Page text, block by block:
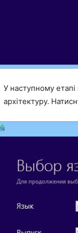
У наступному
архітектуру.